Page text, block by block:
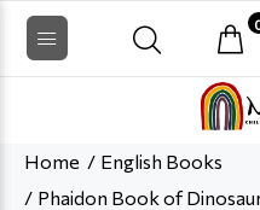
Home
English Books
Phaidon Book of